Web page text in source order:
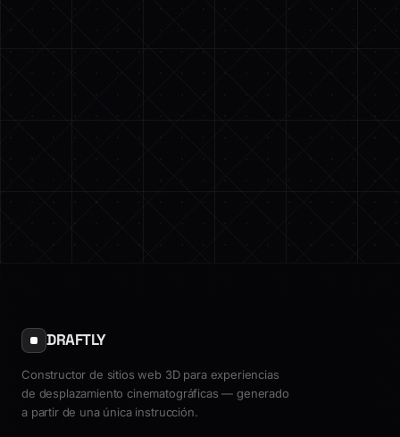
DRAFTLY
Constructor de sitios web 3D para experiencias
de desplazamiento cinematográficas — generado
a partir de una única instrucción.